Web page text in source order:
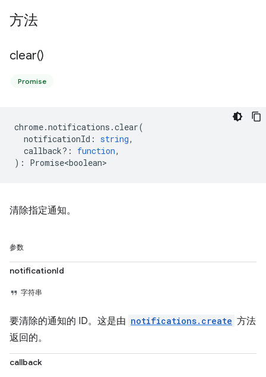
方法
clear()
Promise
chrome.notifications .clear(
notificationId : string,
callback? : function,
) : Promise<boolean>
清除指定通知。
参数
notificationId
字符串
要清除的通知的 ID。这是由 notifications.create 方法
返回的。
callback